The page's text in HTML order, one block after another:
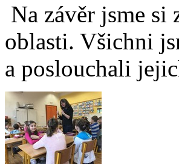
Na závěr jsme si
oblasti. Všichni
a poslouchali